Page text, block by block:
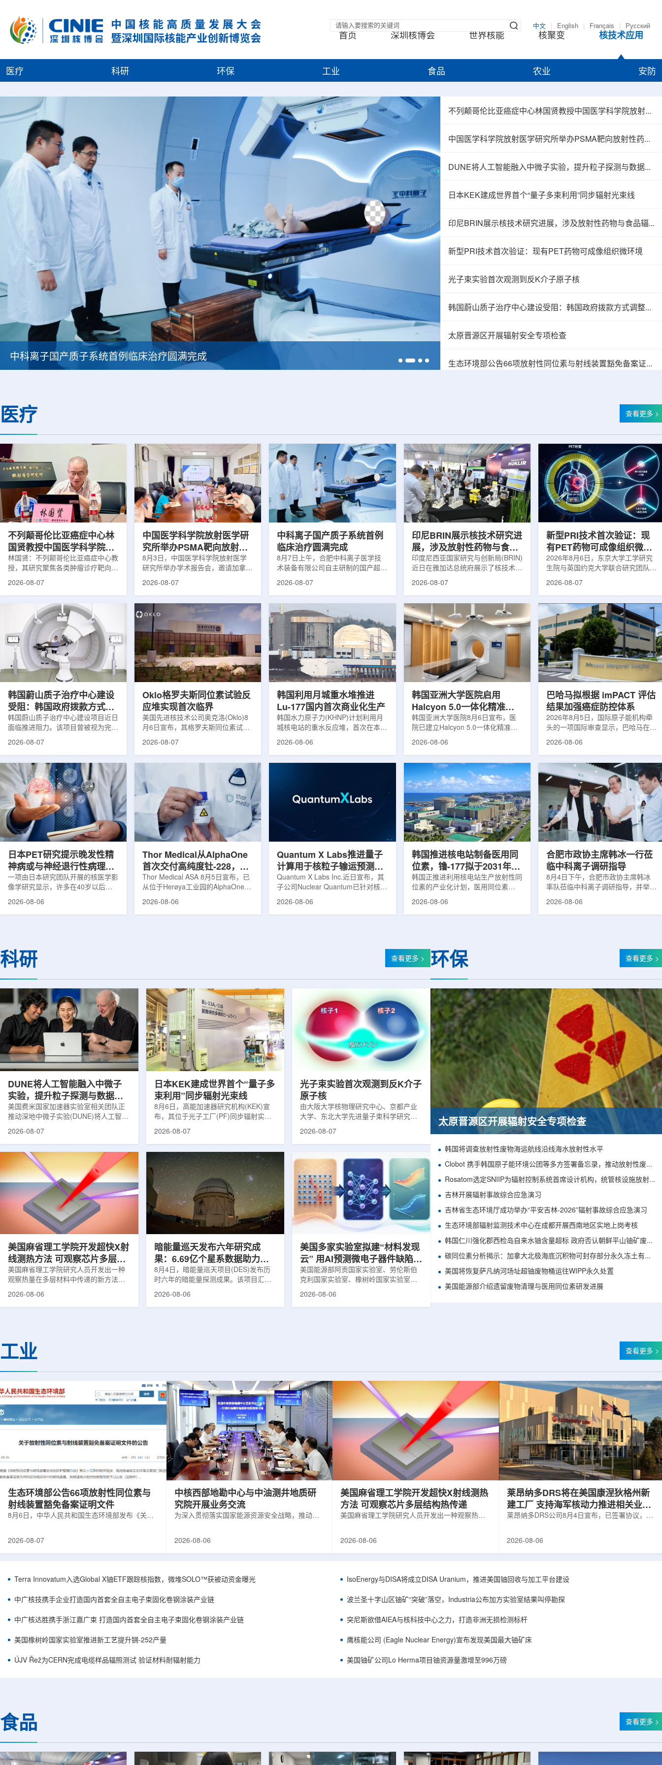
中文 English Français Русский
首页 深圳核博会 世界核能 核聚变 核技术应用
医疗 科研 环保 工业 食品 农业 安防
中科离子国产质子系统首例临床治疗圆满完成 韩国忠清北道上半年农水产品放射性检测结果达
不列颠哥伦比亚癌症中心林国贤教授中国医学科学院放射医学研究所开展学术交流
中国医学科学院放射医学研究所举办PSMA靶向放射性药物学术报告会
DUNE将人工智能融入中微子实验，提升粒子探测与数据处理能力
日本KEK建成世界首个“量子多束利用”同步辐射光束线
印尼BRIN展示核技术研究进展，涉及放射性药物与食品辐照应用
新型PRI技术首次验证：现有PET药物可成像组织微环境
光子束实验首次观测到反K介子原子核
韩国蔚山质子治疗中心建设受阻：韩国政府拨款方式调整影响项目推进
太原晋源区开展辐射安全专项检查
生态环境部公告66项放射性同位素与射线装置豁免备案证明文件
医疗 查看更多 >
不列颠哥伦比亚癌症中心林
国贤教授中国医学科学院放
射医学研究所开展学术交流
林国贤：不列颠哥伦比亚癌症中心教
授，其研究聚焦各类肿瘤诊疗靶向放
射性药物开发，迄今已主导/参与发
完成自研7款放射性药物的临床转
化，用于多种肿瘤诊疗。报告会上，
林国贤教授基于其团队多年的前沿探
索，系统梳理了针对前列腺癌靶点
PSMA的核药相关研究进展：一是F-
18标记PSMA靶向PET显像剂的分子
设计与临床优势;二是通过理性优化
分子结构，大幅提高Lu-177标记治
2026-08-07
中国医学科学院放射医学研
究所举办PSMA靶向放射性
药物学术报告会
8月3日，中国医学科学院放射医学
研究所举办学术报告会，邀请加拿大
温哥华不列颠哥伦比亚癌症中心林国
性药物开发》的学术报告。报告会采
取线上线下结合方式举行，放射所部
分科研人员和研究生参加。林国贤教
授长期从事肿瘤诊疗靶向放射性药物
开发研究，已主导或参与发表135余
篇同行评议期刊论文，提交30余项
放射性药物相关专利申请，并完成7
款自研放射性药物的临床转化，应用
2026-08-07
中科离子国产质子系统首例
临床治疗圆满完成
8月7日上午，合肥中科离子医学技
术装备有限公司自主研制的国产超导
回旋质子治疗系统，在合肥离子医学
治疗系统的重要突破。本例受试者为
肺癌患者。试验所用的超导质子治疗
系统，搭载中科离子自主研发的
SC240超导回旋加速器，具有超大照
射野、360°全周束流配送能力。治
疗全程依托多模融合4D图像引导精
准定位，能实现动态适配、精准治
疗。设备运行平稳低噪，治疗控制软
2026-08-07
印尼BRIN展示核技术研究进
展，涉及放射性药物与食品
辐照应用
印度尼西亚国家研究与创新局(BRIN)
近日在雅加达总统府展示了核技术研
究成果。BRIN局长阿里夫·萨特里亚
粮食和健康等领域。在健康领域，
BRIN正在开发用于核医学的放射性
药物。这类药物含有放射性物质，可
用于癌症诊断和治疗。阿里夫表示，
放射性药物研发对癌症识别和治疗具
有重要意义。在食品领域，BRIN将
核技术用于食品保鲜，重点包括出口
水果的辐照处理。阿里夫介绍，一些
2026-08-07
新型PRI技术首次验证：现
有PET药物可成像组织微环
境
2026年8月6日，东京大学工学研究
生院与英国约克大学联合研究团队宣
布，已建立一种利用正电子三光子衰
该方法可结合现有临床PET显像剂使
用，有望为核医学影像提供观察组织
微环境的新手段。利用正电子-3光子
衰变的下一代核医学成像概念图目前
临床PET扫描主要利用正电子双光子
湮灭过程显示药物在体内的分布和积
累情况，但对组织缺氧等与疾病恶性
程度相关的微环境信息捕捉有限。...
2026-08-07
韩国蔚山质子治疗中心建设
受阻：韩国政府拨款方式调
整影响项目推进
韩国蔚山质子治疗中心建设项目近日
面临推进阻力。该项目曾被视为完善
韩国东南部区域癌症治疗体系的关键
的难度明显上升。据蔚山市8月6日
消息，蔚山市已于去年3月完成质子
治疗中心建设可行性研究及基本规划
制定服务，并开始争取国家拨款。不
过，韩国保健福祉部回复称，难以单
独为蔚山市提供大型项目资金。此
前，蔚山市曾计划通过建设质子治疗
中心，构建癌症患者可在区域内完成
2026-08-07
Oklo格罗夫斯同位素试验反
应堆实现首次临界
美国先进核技术公司奥克洛(Oklo)8
月6日宣布，其格罗夫斯同位素试验
反应堆已在低功率状态下实现可控自
格罗夫斯同位素试验反应堆设施(图
片：格罗夫斯)格罗夫斯低功率试验
反应堆位于美国得克萨斯州洛克哈
特，是美国能源部反应堆试点计划下
首个在私人土地上实现临界的反应
堆。根据奥克洛介绍，该设施从未开
发土地起步建设，完成了土建开挖、
工程建设、组件制造或采购、燃料配
2026-08-07
韩国利用月城重水堆推进
Lu-177国内首次商业化生产
韩国水力原子力(KHNP)计划利用月
城核电站的重水反应堆，首次在本土
生产用于癌症治疗的放射性同位素
元化的供应链并缩短运输时间。此次
计划的首要目标是实现镥-177的商业
化生产，预计在2028年进行试生
产，并在2031年开始全面量产。之
后，韩国水力原子力还将扩大生产范
2026-08-06
韩国亚洲大学医院启用
Halcyon 5.0一体化精准放
射治疗方案
韩国亚洲大学医院8月6日宣布，医
院已建立Halcyon 5.0一体化精准放
射治疗解决方案，并开始全面用于患
实时运动管理整合到同一治疗流程
中，用于提升图像引导放射治疗的精
准度和安全性。此次实施方案以
Halcyon系统软件5.0版本为基础，集
成高分辨率锥形束CT成像系统
HyperSight、六自由度患者定位台
Dynamic Couch，以及表面引导放
射治疗系统IDENTIFY。亚洲大学医
2026-08-06
巴哈马拟根据 imPACT 评估
结果加强癌症防控体系
2026年8月5日，国际原子能机构牵
头的一项国际审查显示，巴哈马在加
强癌症治疗服务方面具备进一步提升
治疗效果提出了路线图。巴哈马拿骚
玛格丽特公主医院(图片：Pelow
Media/Adobe Stock)这项 imPACT
评估由国际原子能机构、世界卫生组
织/泛美卫生组织和国际癌症研究机
构共同开展，应巴哈马卫生与健康部
请求进行，重点评估该国癌症防控能
力和实际需求。6月9日至11日，专
2026-08-06
日本PET研究提示晚发性精
神病或与神经退行性病理相
关
一项由日本研究团队开展的核医学影
像学研究显示，许多在40岁以后首
次出现幻觉、妄想等精神病性症状的
踪剂^11C-PiB，以及tau蛋白PET示
踪剂^18F-florzolotau，对受试者大
神病患者中，β-淀粉样蛋白阳性...
2026-08-06
Thor Medical从AlphaOne
首次交付高纯度钍-228，商
业供货启动
Thor Medical ASA 8月5日宣布，已
从位于Herøya工业园的AlphaOne生
产设施完成首批高纯度钍-228(Th-
足靶向α疗法领域对高纯度...
2026-08-06
Quantum X Labs推进量子
计算用于核粒子输运预测模
拟
Quantum X Labs Inc.近日宣布，其
子公司Nuclear Quantum已针对核工
业计算模拟中的一项瓶颈提出新方
效率。Nuclear Quantum此次提出的
学能够直接在量子计算框架中表示和
模拟。...
2026-08-06
韩国推进核电站制备医用同
位素，镥-177拟于2031年商
业化生产
韩国正推进利用核电站生产放射性同
位素的产业化计划，医用同位素
镥-177(Lu-177)被列为首个商业化目
用较广的治疗性放射性同位素，可用
于前列腺癌、神经内分泌肿瘤等疾病
期约为6.6天，从生产、运输到药物
制备和患者给药...
2026-08-06
合肥市政协主席韩冰一行莅
临中科离子调研指导
8月4日下午，合肥市政协主席韩冰
率队莅临中科离子调研指导，并举行
座谈交流。市人大常委会副主任雍凤
经理陈永华，副总经理丁开忠、李
俊、光若怀陪同。韩冰一行详细了解
破、成果转化落地及产业化发展等方
面开...
2026-08-06
科研 查看更多 >
DUNE将人工智能融入中微子
实验，提升粒子探测与数据处
理能力
美国费米国家加速器实验室相关团队正
推动深地中微子实验(DUNE)将人工智能
互作用识别、事件分类和探测器管理能
力。DUNE位于长基线中微子设施，目
前已开始安装大型中微子探测器模块的
结构元件。该实验由近探测器和远探测
器组成：近探测器位于费米实验室，远
探测器设在南达科他州桑福德地下研究
设施地下约1英里处。两个探测器都将采
用液氩时间投影室技术，用于记录中微
2026-08-07
日本KEK建成世界首个“量子多
束利用”同步辐射光束线
8月6日，高能加速器研究机构(KEK)宣
布，其位于光子工厂(PF)同步辐射实验
射线与软X射线两束光束的同步利用。据
介绍，BL-11A和BL-11B由同步辐射学术
基础设施网络合作建设。该网络由大学
联合使用机构及联合使用、联合研究中
心的同步辐射装置组成，定位为科研和
教育基础设施。新光束线的主要特点在
于，可在同一实验条件下同时使用硬X射
线和软X射线，完成过去需要分别开展的
2026-08-07
光子束实验首次观测到反K介子
原子核
由大阪大学核物理研究中心、京都产业
大学、东北大学先进量子束科学研究中
台湾中央研究院和加拿大萨斯喀彻温大
LEPS2/Solenoid合作组，首次利用光子
束实验观测到含有反K介子的原子核。这
一成果为确认反K介子原子核的存在提供
了新的实验证据，也为理解高密度核物
质和中性子星内部结构提供了重要线
索。研究团队在日本兵库县大型同步辐
射设施SP...
2026-08-07
美国麻省理工学院开发超快X射
线测热方法 可观察芯片多层结
构热传递
美国麻省理工学院研究人员开发出一种
观察热量在多层材料中传递的新方法，
可用于精确测量计算机芯片等电子器件
多层结构时存在局限，例如常用的时域
热反射法难以区分不同材料层中的热传
题...
2026-08-06
暗能量巡天发布六年研究成
果：6.69亿个星系数据助力约
束宇宙加速膨胀
8月4日，暗能量巡天项目(DES)发布历
时六年的暗能量探测成果。该项目汇总
形成18篇相关论文，基于2013年至2019
加速...
2026-08-06
美国多家实验室拟建“材料发现
云” 用AI预测微电子器件缺陷影
响
美国能源部阿贡国家实验室、劳伦斯伯
克利国家实验室、橡树岭国家实验室和
西北大学的研究人员正计划开发材料发
工...
2026-08-06
环保 查看更多 >
太原晋源区开展辐射安全专项检查
韩国将调查放射性废物海运航线沿线海水放射性水平
Clobot 携手韩国原子能环境公团等多方签署备忘录，推动放射性废物安全管理多机型机器人示范
Rosatom选定SNIIP为辐射控制系统首席设计机构，统管核设施放射仪表标准化与进口替代保障
吉林开展辐射事故综合应急演习
吉林省生态环境厅成功举办“平安吉林-2026”辐射事故综合应急演习
生态环境部辐射监测技术中心在成都开展西南地区实地上岗考核
韩国仁川强化郡西检岛自来水铀含量超标 政府否认朝鲜平山铀矿废水影响
碳同位素分析揭示：加拿大北极海底沉积物可封存部分永久冻土有机碳
美国将恢复萨凡纳河场址超铀废物桶运往WIPP永久处置
美国能源部介绍遗留废物清理与医用同位素研发进展
工业 查看更多 >
生态环境部公告66项放射性同位素与
射线装置豁免备案证明文件
8月6日，中华人民共和国生态环境部发布《关于
将各省级生态环境主管部门报送的、已获得豁免
置、放射源或非密封放射性物质予以公告。随公
告发布的汇总表共列出66项备案记录，涉及山
东、天津、上海、河北、四川、甘肃、安徽、河
南、辽宁等地相关单位。备案内容涵盖...
2026-08-07
中核西部地勘中心与中油测井地质研
究院开展业务交流
为深入贯彻落实国家能源资源安全战略，推动油
地质研究院，开展专项技术交流研讨。会上，中
内油气测井成套装备、井下探测、岩石物理实
验、智能测井解释、深井探测及多源地质数据解
析等成熟技术体系，并结合实战案例分享了含油
气盆地铀矿勘查经验。王乐力介绍了西部中...
2026-08-06
美国麻省理工学院开发超快X射线测热
方法 可观察芯片多层结构热传递
美国麻省理工学院研究人员开发出一种观察热量
寸不断缩小、功率密度持续提高，器件过热正成
在面对真实电子器件的多层结构时存在局限，例
如常用的时域热反射法难以区分不同材料层中的
热传输情况，红外成像等方法也难以在微小尺度
上捕捉快速变化。为解决这一问题...
2026-08-06
莱昂纳多DRS将在美国康涅狄格州新
建工厂 支持海军核动力推进相关业务
增长
莱昂纳多DRS公司8月4日宣布，已签署协议，将
并为公司在核能领域的后续增长提供空间和基础
尔德帕克里奇路120号，占地约14.1087万平方英
尺。工厂建成后，将整合目前分布在康涅狄格州
丹伯里和贝瑟尔三个地点的业务。该设施预计于
2027年初投入使用，若最终设计和租户装修工...
2026-08-06
Terra Innovatum入选Global X铀ETF跟踪核指数，微堆SOLO™获被动资金曝光
中广核技携手企业打造国内首套全自主电子束固化卷钢涂装产业链
中广核达胜携手浙江嘉广束 打造国内首套全自主电子束固化卷钢涂装产业链
美国橡树岭国家实验室推进新工艺提升锎-252产量
ÚJV Řež为CERN完成电缆样品辐照测试 验证材料耐辐射能力
IsoEnergy与DISA将成立DISA Uranium，推进美国铀回收与加工平台建设
波兰圣十字山区铀矿“突破”落空，Industria公布加方实验室结果叫停勘探
突尼斯欲借AIEA与核科技中心之力，打造非洲无损检测标杆
鹰核能公司 (Eagle Nuclear Energy)宣布发现美国最大铀矿床
美国铀矿公司Lo Herma项目铀资源量激增至996万磅
食品 查看更多 >